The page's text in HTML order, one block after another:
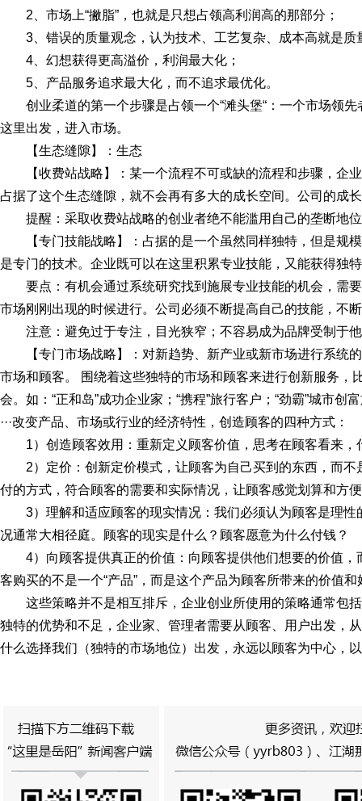
2、市场上“撇脂”，也就是只想占领高利润高的那部分；
3、错误的质量观念，认为技术、工艺复杂、成本高就是质
4、幻想获得更高溢价，利润最大化；
5、产品服务追求最大化，而不追求最优化。
创业柔道的第一个步骤是占领一个“滩头堡“：一个市场领
这里出发，进入市场。
【生态缝隙】：生态
【收费站战略】：某一个流程不可或缺的流程和步骤，企
占据了这个生态缝隙，就不会再有多大的成长空间。公司的成
提醒：采取收费站战略的创业者绝不能滥用自己的垄断地
【专门技能战略】：占据的是一个虽然同样独特，但是规
是专门的技术。企业既可以在这里积累专业技能，又能获得独
要点：有机会通过系统研究找到施展专业技能的机会，需
市场刚刚出现的时候进行。公司必须不断提高自己的技能，不
注意：避免过于专注，目光狭窄；不容易成为品牌受制于
【专门市场战略】：对新趋势、新产业或新市场进行系统
市场和顾客。 围绕着这些独特的市场和顾客来进行创新服务，
会。如：“正和岛”成功企业家；“携程”旅行客户；“劲霸”城市创
···改变产品、市场或行业的经济特性，创造顾客的四种方式：
1）创造顾客效用：重新定义顾客价值，思考在顾客看来
2）定价：创新定价模式，让顾客为自己买到的东西，而
付的方式，符合顾客的需要和实际情况，让顾客感觉划算和方
3）理解和适应顾客的现实情况：我们必须认为顾客是理
况通常大相径庭。顾客的现实是什么？顾客愿意为什么付钱？
4）向顾客提供真正的价值：向顾客提供他们想要的价值
客购买的不是一个“产品”，而是这个产品为顾客所带来的价值和
这些策略并不是相互排斥，企业创业所使用的策略通常包
独特的优势和不足，企业家、管理者需要从顾客、用户出发，
什么选择我们（独特的市场地位）出发，永远以顾客为中心，